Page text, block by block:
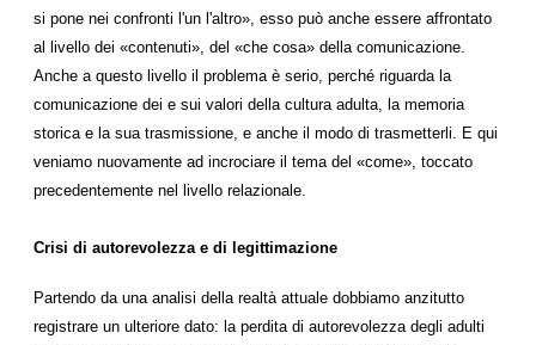
si pone nei confronti l'un l'altro», esso può anche essere affrontato
al livello dei «contenuti», del «che cosa» della comunicazione.
Anche a questo livello il problema è serio, perché riguarda la
comunicazione dei e sui valori della cultura adulta, la memoria
storica e la sua trasmissione, e anche il modo di trasmetterli. E qui
veniamo nuovamente ad incrociare il tema del «come», toccato
precedentemente nel livello relazionale.
Crisi di autorevolezza e di legittimazione
Partendo da una analisi della realtà attuale dobbiamo anzitutto
registrare un ulteriore dato: la perdita di autorevolezza degli adulti